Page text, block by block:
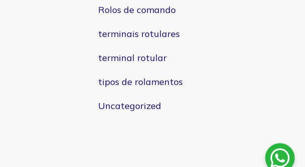
Rolos de comando
terminais rotulares
terminal rotular
tipos de rolamentos
Uncategorized